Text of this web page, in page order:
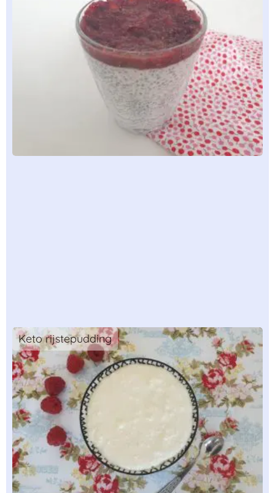
Keto rijstepudding